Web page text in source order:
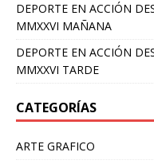
DEPORTE EN ACCIÓN
MMXXVI MAÑANA
DEPORTE EN ACCIÓN
MMXXVI TARDE
CATEGORÍAS
ARTE GRAFICO